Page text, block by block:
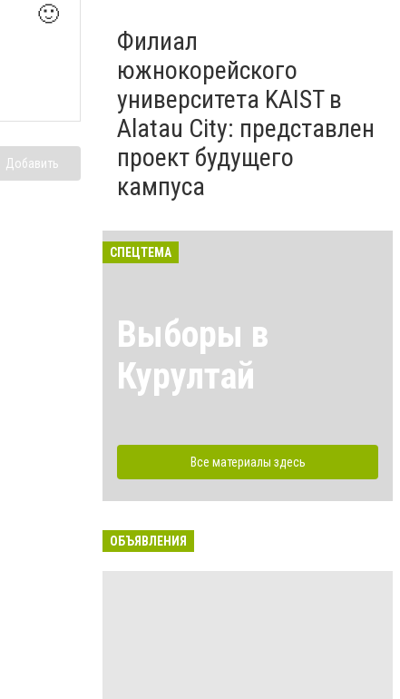
🙂
Добавить
Филиал
южнокорейского
университета KAIST в
Alatau City: представлен
проект будущего
кампуса
СПЕЦТЕМА
Выборы в
Курултай
Все материалы здесь
ОБЪЯВЛЕНИЯ